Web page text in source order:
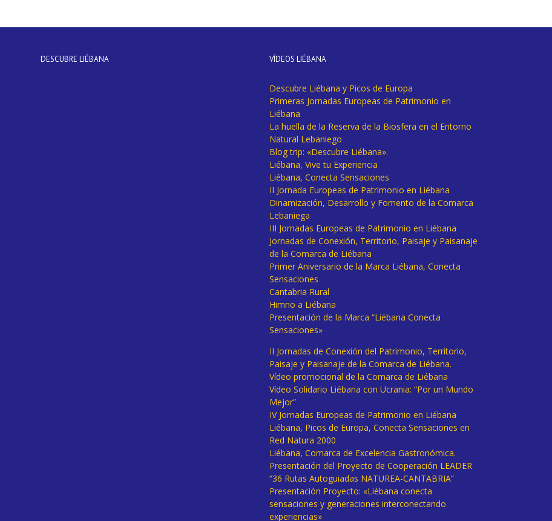
DESCUBRE LIÉBANA VÍDEOS LIÉBANA
Descubre Liébana y Picos de Europa
Primeras Jornadas Europeas de Patrimonio en
Liébana
La huella de la Reserva de la Biosfera en el Entorno
Natural Lebaniego
Blog trip: «Descubre Liébana».
Liébana, Vive tu Experiencia
Liébana, Conecta Sensaciones
II Jornada Europeas de Patrimonio en Liébana
Dinamización, Desarrollo y Fomento de la Comarca
Lebaniega
III Jornadas Europeas de Patrimonio en Liébana
Jornadas de Conexión, Territorio, Paisaje y Paisanaje
de la Comarca de Liébana
Primer Aniversario de la Marca Liébana, Conecta
Sensaciones
Cantabria Rural
Himno a Liébana
Presentación de la Marca “Liébana Conecta
Sensaciones»
II Jornadas de Conexión del Patrimonio, Territorio,
Paisaje y Paisanaje de la Comarca de Liébana.
Vídeo promocional de la Comarca de Liébana
Vídeo Solidario Liébana con Ucrania: “Por un Mundo
Mejor”
IV Jornadas Europeas de Patrimonio en Liébana
Liébana, Picos de Europa, Conecta Sensaciones en
Red Natura 2000
Liébana, Comarca de Excelencia Gastronómica.
Presentación del Proyecto de Cooperación LEADER
“36 Rutas Autoguiadas NATUREA-CANTABRIA”
Presentación Proyecto: «Liébana conecta
sensaciones y generaciones interconectando
experiencias»